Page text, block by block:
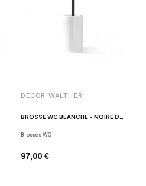
DECOR WALTHER
BROSSE WC BLANCHE - NOIRE DW 6100
Brosses WC
97,00 €